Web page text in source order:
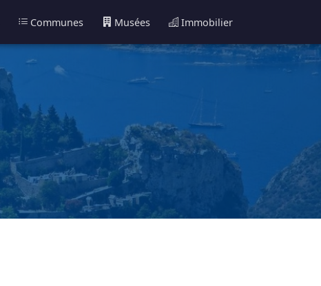
Communes Musées Immobilier